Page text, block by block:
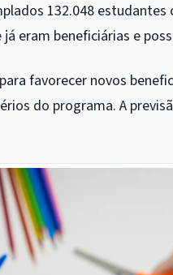
132.048 estudantes
eram beneficiárias e
favorecer novos
do programa. A